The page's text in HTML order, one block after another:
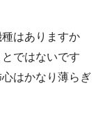
はありますか
ではないです
はかなり薄らぎ